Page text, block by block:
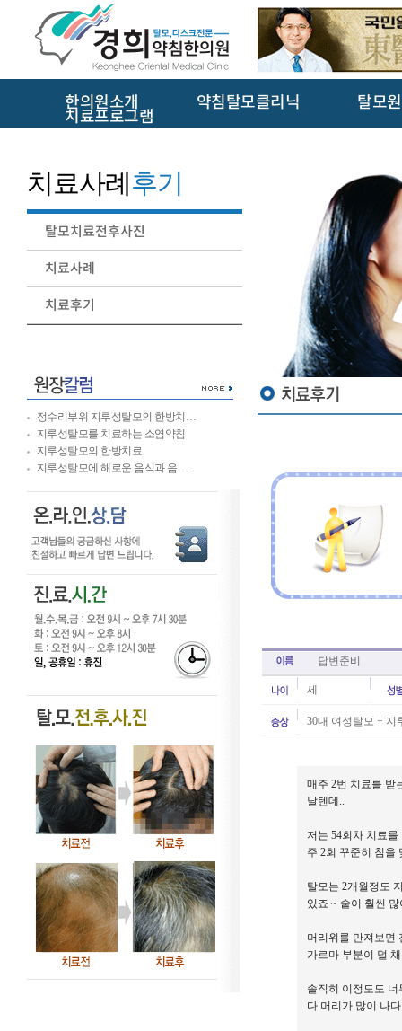
한의원소개 약침탈모클리닉 탈모
치료프로그램
치료사례후기
탈모치료전후사진
치료사례
치료후기
정수리부위 지루성탈모의 한방치…
지루성탈모를 치료하는 소염약침
지루성탈모의 한방치료
지루성탈모에 해로운 음식과 음…
답변준비
세
30대 여성탈모 + 지
매주 2번 치료를 받
날텐데..
저는 54회차 치료
주 2회 꾸준히 침을
탈모는 2개월정도
있죠 ~ 숱이 훨씬
머리위를 만져보면
가르마 부분이 덜
솔직히 이정도도
다 머리가 많이 나